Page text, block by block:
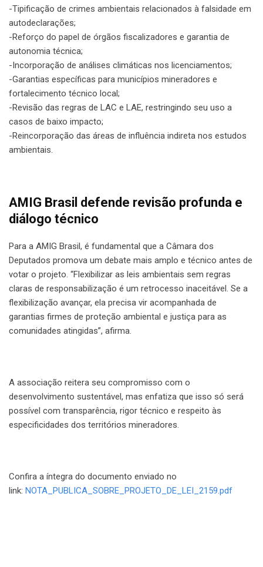
-Tipificação de crimes ambientais relacionados à falsidade em
autodeclarações;
-Reforço do papel de órgãos fiscalizadores e garantia de
autonomia técnica;
-Incorporação de análises climáticas nos licenciamentos;
-Garantias específicas para municípios mineradores e
fortalecimento técnico local;
-Revisão das regras de LAC e LAE, restringindo seu uso a
casos de baixo impacto;
-Reincorporação das áreas de influência indireta nos estudos
ambientais.
AMIG Brasil defende revisão profunda e
diálogo técnico
Para a AMIG Brasil, é fundamental que a Câmara dos
Deputados promova um debate mais amplo e técnico antes de
votar o projeto. “Flexibilizar as leis ambientais sem regras
claras de responsabilização é um retrocesso inaceitável. Se a
flexibilização avançar, ela precisa vir acompanhada de
garantias firmes de proteção ambiental e justiça para as
comunidades atingidas”, afirma.
A associação reitera seu compromisso com o
desenvolvimento sustentável, mas enfatiza que isso só será
possível com transparência, rigor técnico e respeito às
especificidades dos territórios mineradores.
Confira a íntegra do documento enviado no
link: NOTA_PUBLICA_SOBRE_PROJETO_DE_LEI_2159.pdf